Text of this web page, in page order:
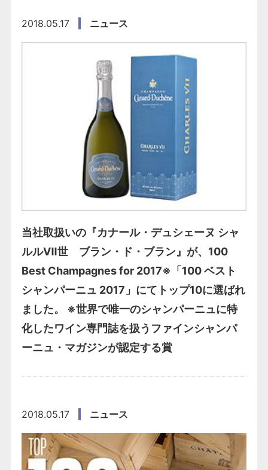
2018.05.17 ニュース
当社取扱いの『カナール・デュシェーヌ シャ
ルルⅦ世 ブラン・ド・ブラン』が、100
Best Champagnes for 2017※「100 ベスト
シャンパーニュ 2017」にてトップ10に選ばれ
ました。 ※世界で唯一のシャンパーニュに特
化したワイン専門誌を扱うファインシャンパ
ーニュ・マガジンが認定する賞
2018.05.17 ニュース